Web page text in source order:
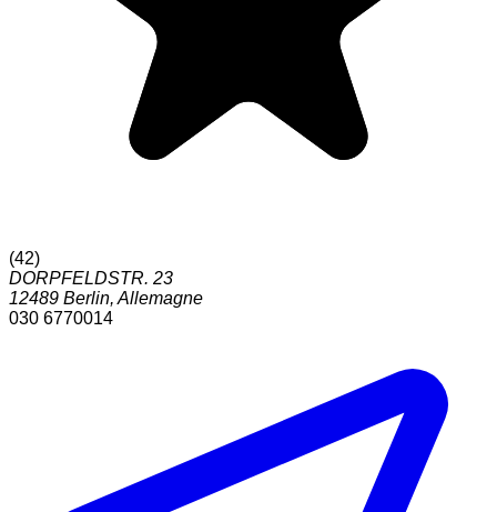
(42)
DORPFELDSTR. 23
12489 Berlin,Allemagne
030 6770014